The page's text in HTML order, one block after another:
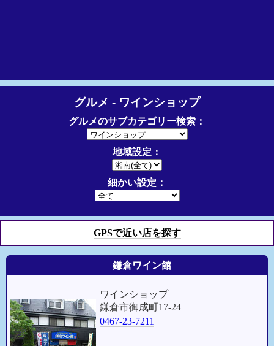
グルメ - ワインショップ
グルメのサブカテゴリー検索：
地域設定：
細かい設定：
GPSで近い店を探す
鎌倉ワイン館
ワインショップ
鎌倉市御成町17-24
0467-23-7211